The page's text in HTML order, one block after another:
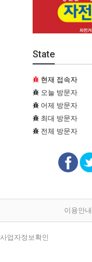
State
현재 접속자
오늘 방문자
어제 방문자
최대 방문자
전체 방문자
이용안내
사업자정보확인